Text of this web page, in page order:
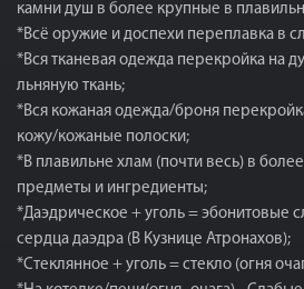
камни душ в более крупные в
*Всё оружие и доспехи переплавка в
*Вся тканевая одежда перекройка на
льняную ткань;
*Вся кожаная одежда/броня
кожу/кожаные полоски;
*В плавильне хлам (почти весь) в
предметы и ингредиенты;
*Даэдрическое + уголь = эбонитовые
сердца даэдра (В Кузнице Атронахов);
*Стеклянное + уголь = стекло (огня